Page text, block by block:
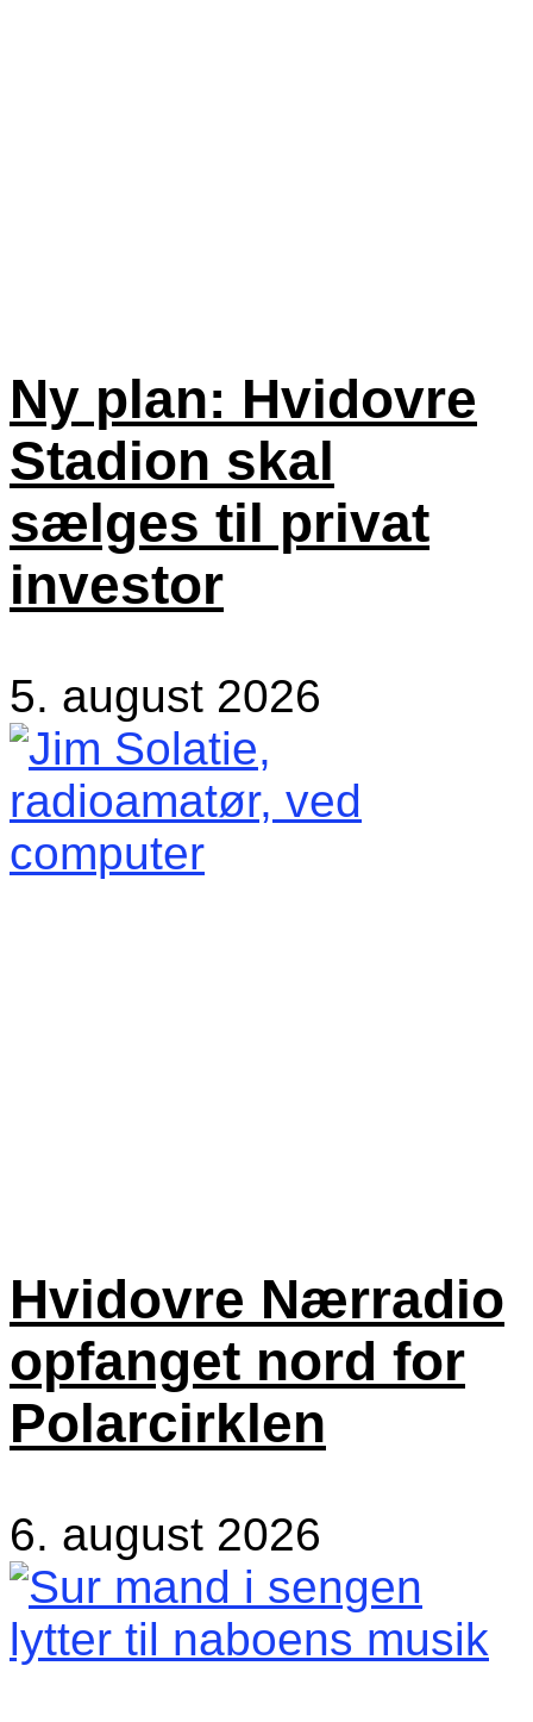
Ny plan: Hvidovre
Stadion skal
sælges til privat
investor
5. august 2026
Hvidovre Nærradio
opfanget nord for
Polarcirklen
6. august 2026